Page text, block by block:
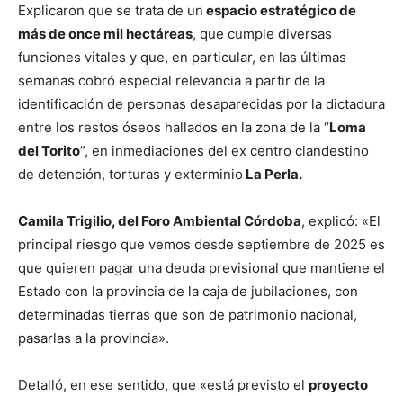
Explicaron que se trata de un espacio estratégico de
más de once mil hectáreas, que cumple diversas
funciones vitales y que, en particular, en las últimas
semanas cobró especial relevancia a partir de la
identificación de personas desaparecidas por la dictadura
entre los restos óseos hallados en la zona de la “Loma
del Torito”, en inmediaciones del ex centro clandestino
de detención, torturas y exterminio La Perla.
Camila Trigilio, del Foro Ambiental Córdoba, explicó: «El
principal riesgo que vemos desde septiembre de 2025 es
que quieren pagar una deuda previsional que mantiene el
Estado con la provincia de la caja de jubilaciones, con
determinadas tierras que son de patrimonio nacional,
pasarlas a la provincia».
Detalló, en ese sentido, que «está previsto el proyecto